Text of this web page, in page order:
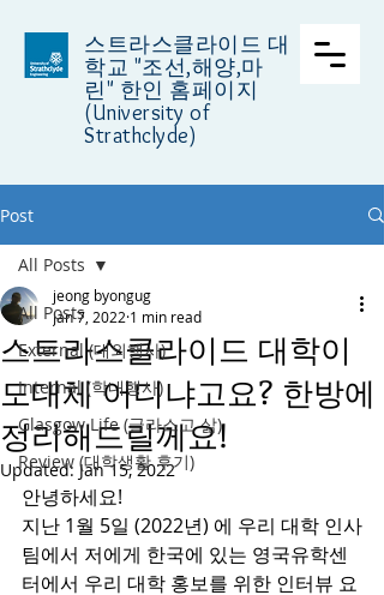
스트라스클라이드 대
학교 "조선,해양,마
린" 한인 홈페이지
(University of
Strathclyde)
Post
All Posts
External (대외행사)
Internal (학내행사)
Glasgow Life (글라스고 삶)
Review (대학생활 후기)
All Posts
스트라스클라이드 대학이
도대체 어디냐고요? 한방에
정리해드릴께요!
jeong byongug
Jan 7, 2022 1 min read
Updated: Jan 15, 2022
안녕하세요!
지난 1월 5일 (2022년) 에 우리 대학 인사
팀에서 저에게 한국에 있는 영국유학센
터에서 우리 대학 홍보를 위한 인터뷰 요